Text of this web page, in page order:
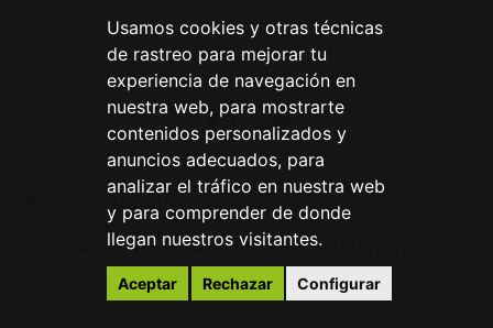
Usamos cookies y otras técnicas
de rastreo para mejorar tu
experiencia de navegación en
nuestra web, para mostrarte
contenidos personalizados y
anuncios adecuados, para
analizar el tráfico en nuestra web
y para comprender de donde
llegan nuestros visitantes.
Aceptar Rechazar Configurar
© Clínica dental Varela 2018 -
Aviso legal y Política
de Privacidad-Política de Cookies
Rubén Varela (Licenciado en Odontología) Col.
01000179 R.P.S. 112/18
AU WEB DESIGN